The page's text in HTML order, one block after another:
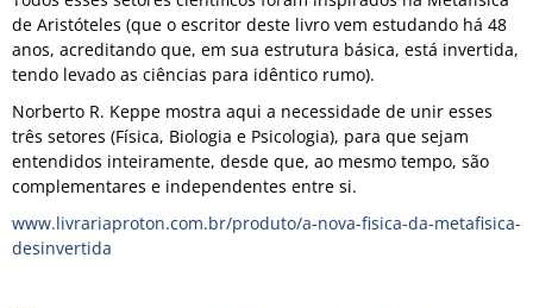
de Aristóteles (que o escritor deste livro vem estudando há 48
anos, acreditando que, em sua estrutura básica, está invertida,
tendo levado as ciências para idêntico rumo).
Norberto R. Keppe mostra aqui a necessidade de unir esses
três setores (Física, Biologia e Psicologia), para que sejam
entendidos inteiramente, desde que, ao mesmo tempo, são
complementares e independentes entre si.
www.livrariaproton.com.br/produto/a-nova-fisica-da-metafisica-
desinvertida